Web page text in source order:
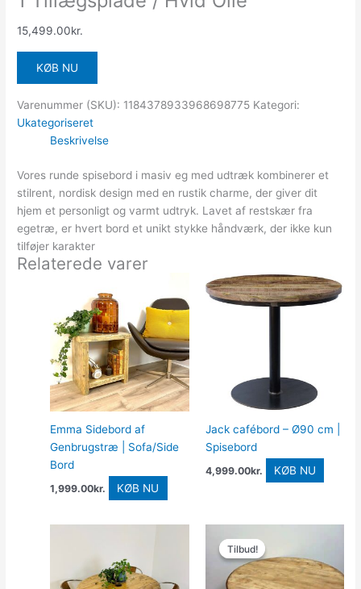
15,499.00kr.
KØB NU
Varenummer (SKU): 1184378933968698775 Kategori:
Ukategoriseret
Beskrivelse
Vores runde spisebord i masiv eg med udtræk kombinerer et
stilrent, nordisk design med en rustik charme, der giver dit
hjem et personligt og varmt udtryk. Lavet af restskær fra
egetræ, er hvert bord et unikt stykke håndværk, der ikke kun
tilføjer karakter
Relaterede varer
Emma Sidebord af
Genbrugstræ | Sofa/Side
Bord
1,999.00kr. KØB NU
Jack cafébord – Ø90 cm |
Spisebord
4,999.00kr. KØB NU
Tilbud!
Tilbud!
oprindelige
pris
var:
2,499.00kr..
er: